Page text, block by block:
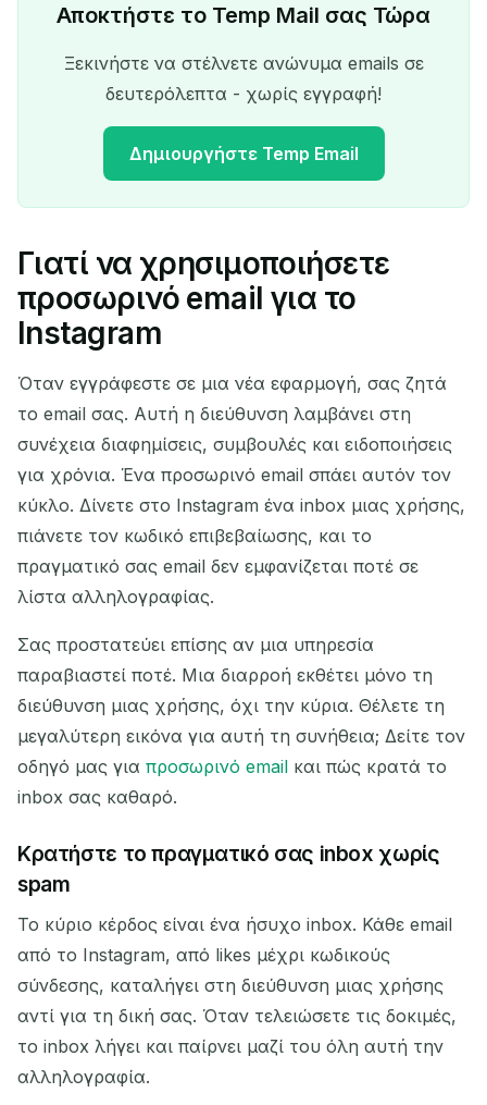
Αποκτήστε το Temp Mail σας Τώρα
Ξεκινήστε να στέλνετε ανώνυμα emails σε
δευτερόλεπτα - χωρίς εγγραφή!
Δημιουργήστε Temp Email
Η προσωρινή διεύθυνση
email σας:
Αντιγραφή
Διαγραφή επιλεγμένων Αλλαγή email
Ανανέωση
Επόμενη ανανέωση σε15 δευτερόλεπτα
ΑΠΟΣΤΟΛΈΑΣ ΘΈΜΑ ΕΝΈΡΓΕΙΑ
Περιμένοντας εισερχόμενα email...
Ανανέωση
Γιατί να χρησιμοποιήσετε
προσωρινό email για το
Instagram
Όταν εγγράφεστε σε μια νέα εφαρμογή, σας ζητά
το email σας. Αυτή η διεύθυνση λαμβάνει στη
συνέχεια διαφημίσεις, συμβουλές και ειδοποιήσεις
για χρόνια. Ένα προσωρινό email σπάει αυτόν τον
κύκλο. Δίνετε στο Instagram ένα inbox μιας χρήσης,
πιάνετε τον κωδικό επιβεβαίωσης, και το
πραγματικό σας email δεν εμφανίζεται ποτέ σε
λίστα αλληλογραφίας.
Σας προστατεύει επίσης αν μια υπηρεσία
παραβιαστεί ποτέ. Μια διαρροή εκθέτει μόνο τη
διεύθυνση μιας χρήσης, όχι την κύρια. Θέλετε τη
μεγαλύτερη εικόνα για αυτή τη συνήθεια; Δείτε τον
οδηγό μας για προσωρινό email και πώς κρατά το
inbox σας καθαρό.
Κρατήστε το πραγματικό σας inbox χωρίς
spam
Το κύριο κέρδος είναι ένα ήσυχο inbox. Κάθε email
από το Instagram, από likes μέχρι κωδικούς
σύνδεσης, καταλήγει στη διεύθυνση μιας χρήσης
αντί για τη δική σας. Όταν τελειώσετε τις δοκιμές,
το inbox λήγει και παίρνει μαζί του όλη αυτή την
αλληλογραφία.